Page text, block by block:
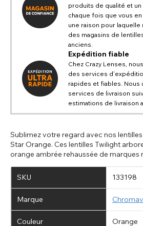
produits de qualité et
chaque fois que vous en
une raison pour laquelle
des magasins de
anciens.
Expédition fiable
Chez Crazy Lenses,
des services
rapides et fiables. Nous
services de livraison
estimations de livraison
Sublimez votre regard avec nos
Star Orange. Ces lentilles Twilight
orange ambrée rehaussée de marques
SKU 133198
Marque
Couleur Orange